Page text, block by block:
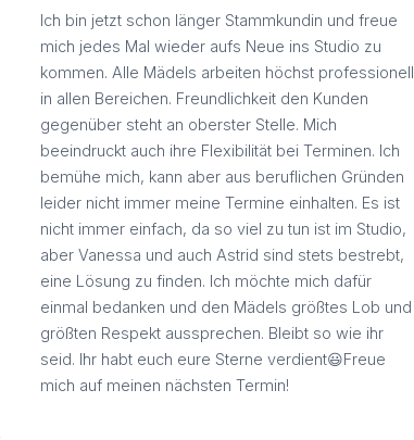
Ich bin jetzt schon länger Stammkundin und freue
mich jedes Mal wieder aufs Neue ins Studio zu
kommen. Alle Mädels arbeiten höchst professionell
in allen Bereichen. Freundlichkeit den Kunden
gegenüber steht an oberster Stelle. Mich
beeindruckt auch ihre Flexibilität bei Terminen. Ich
bemühe mich, kann aber aus beruflichen Gründen
leider nicht immer meine Termine einhalten. Es ist
nicht immer einfach, da so viel zu tun ist im Studio,
aber Vanessa und auch Astrid sind stets bestrebt,
eine Lösung zu finden. Ich möchte mich dafür
einmal bedanken und den Mädels größtes Lob und
größten Respekt aussprechen. Bleibt so wie ihr
seid. Ihr habt euch eure Sterne verdient😃Freue
mich auf meinen nächsten Termin!